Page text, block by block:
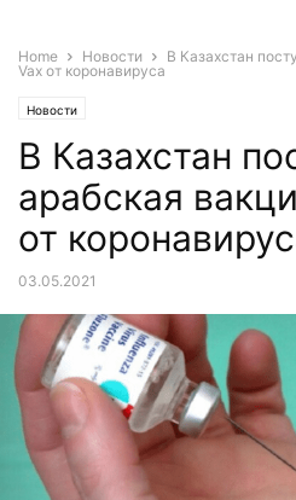
Home Новости
В Казахстан
Vax от коронавируса
Новости
В Казахстан
арабская
от
03.05.2021